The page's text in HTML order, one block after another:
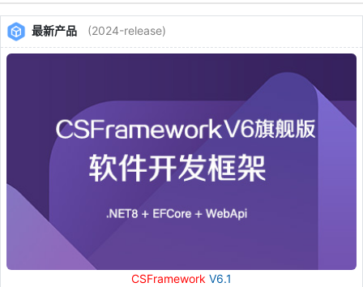
最新产品 (2024-release)
CSFramework V6.1